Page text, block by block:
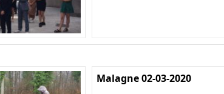
Malagne 02-03-2020